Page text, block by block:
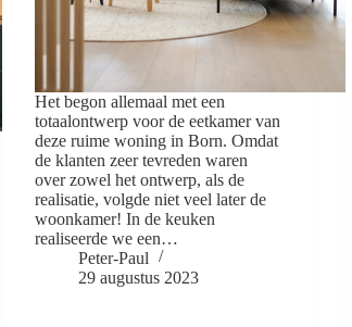
Het begon allemaal met een
totaalontwerp voor de eetkamer van
deze ruime woning in Born. Omdat
de klanten zeer tevreden waren
over zowel het ontwerp, als de
realisatie, volgde niet veel later de
woonkamer! In de keuken
realiseerde we een…
Peter-Paul
29 augustus 2023